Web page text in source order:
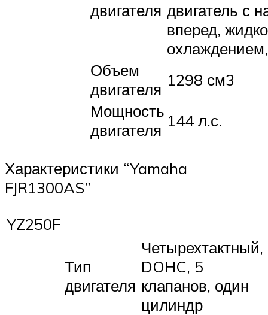
двигателя двигатель с
вперед,
Объем
двигателя 1298 см3
Мощность
двигателя 144 л.с.
Характеристики “Yamaha
FJR1300AS”
YZ250F
Тип
двигателя
Четырехтактный,
DOHC, 5
клапанов, один
цилиндр